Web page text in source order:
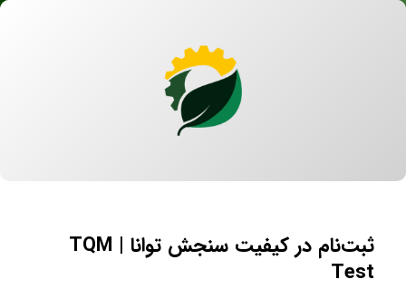
ثبت‌نام در کیفیت سنجش توانا | TQM
Test